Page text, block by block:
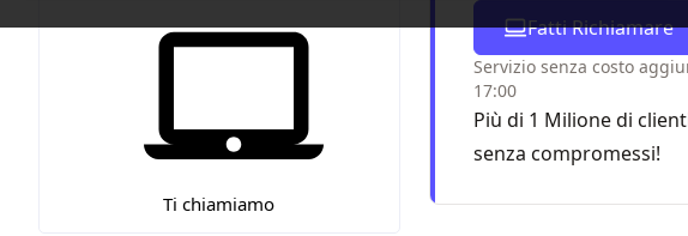
Ti chiamiamo
Fatti Richiamare
Servizio senza costo
17:00
Più di 1 Milione di
senza compromessi!